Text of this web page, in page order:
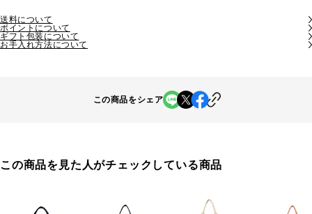
送料について
ポイントについて
ギフト包装について
お手入れ方法について
この商品をシェア
この商品を見た人がチェックしている商品